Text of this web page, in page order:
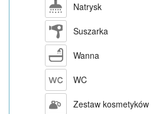
Natrysk
Suszarka
Wanna
WC
Zestaw kosmetyków